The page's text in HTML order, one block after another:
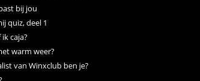
bij jou
quiz, deel 1
caja?
warm weer?
van Winxclub ben je?